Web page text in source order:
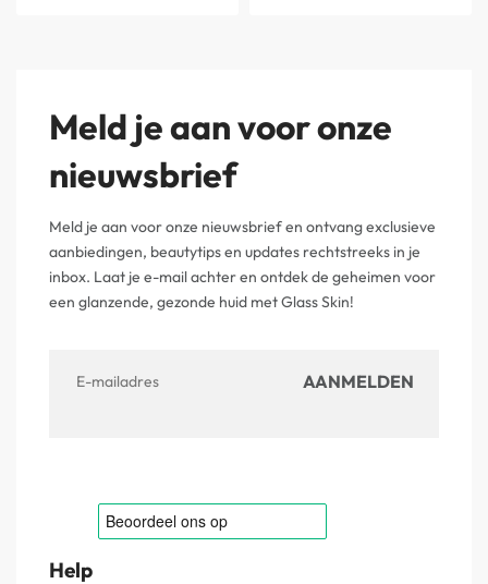
Meld je aan voor onze
nieuwsbrief
Meld je aan voor onze nieuwsbrief en ontvang exclusieve
aanbiedingen, beautytips en updates rechtstreeks in je
inbox. Laat je e-mail achter en ontdek de geheimen voor
een glanzende, gezonde huid met Glass Skin!
Help